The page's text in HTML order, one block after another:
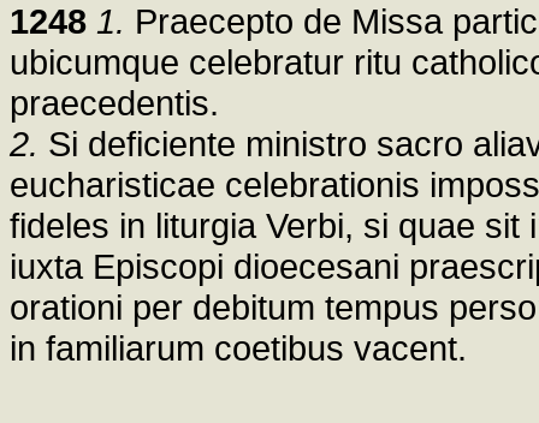
1248 1. Praecepto de Missa
ubicumque celebratur ritu
praecedentis.
2. Si deficiente ministro sacro
eucharisticae celebrationis
fideles in liturgia Verbi, si quae
iuxta Episcopi dioecesani
orationi per debitum tempus
in familiarum coetibus vacent.